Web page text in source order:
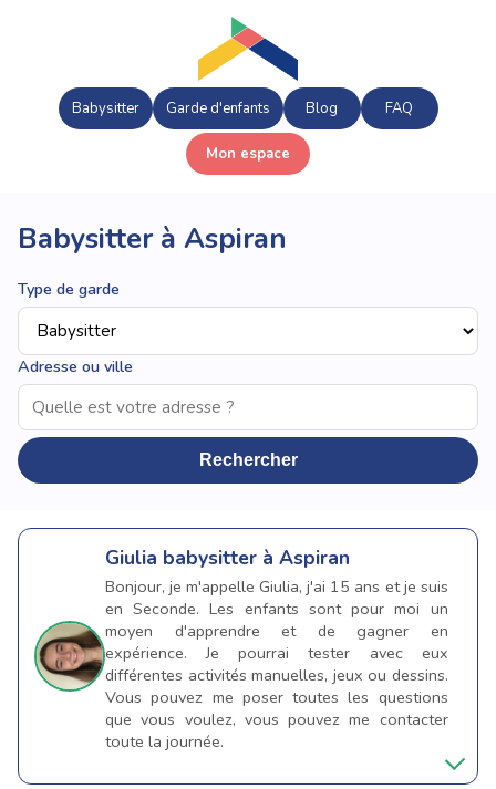
Babysitter Garde d'enfants Blog FAQ
Mon espace
Babysitter à Aspiran
Type de garde
Adresse ou ville
Rechercher
Giulia babysitter à Aspiran
Bonjour, je m'appelle Giulia, j'ai 15 ans et je suis
en Seconde. Les enfants sont pour moi un
moyen d'apprendre et de gagner en
expérience. Je pourrai tester avec eux
différentes activités manuelles, jeux ou dessins.
Vous pouvez me poser toutes les questions
que vous voulez, vous pouvez me contacter
toute la journée.